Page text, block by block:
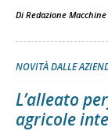
Di Redazione
NOVITÀ DALLE
L’alleato
agricole